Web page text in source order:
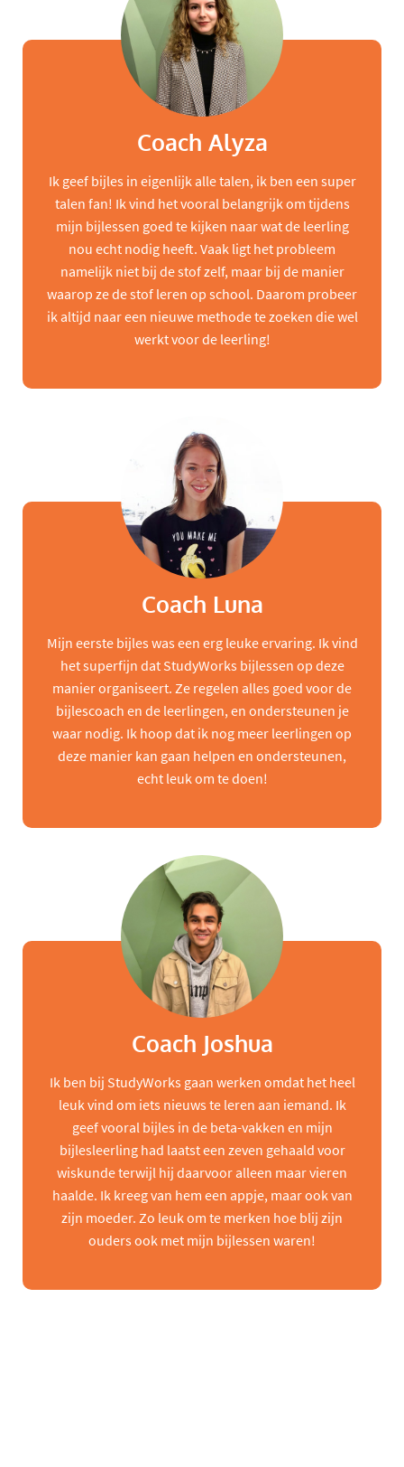
Coach Alyza
Ik geef bijles in eigenlijk alle talen, ik ben een super
talen fan! Ik vind het vooral belangrijk om tijdens
mijn bijlessen goed te kijken naar wat de leerling
nou echt nodig heeft. Vaak ligt het probleem
namelijk niet bij de stof zelf, maar bij de manier
waarop ze de stof leren op school. Daarom probeer
ik altijd naar een nieuwe methode te zoeken die wel
werkt voor de leerling!
Coach Luna
Mijn eerste bijles was een erg leuke ervaring. Ik vind
het superfijn dat StudyWorks bijlessen op deze
manier organiseert. Ze regelen alles goed voor de
bijlescoach en de leerlingen, en ondersteunen je
waar nodig. Ik hoop dat ik nog meer leerlingen op
deze manier kan gaan helpen en ondersteunen,
echt leuk om te doen!
Coach Joshua
Ik ben bij StudyWorks gaan werken omdat het heel
leuk vind om iets nieuws te leren aan iemand. Ik
geef vooral bijles in de beta-vakken en mijn
bijlesleerling had laatst een zeven gehaald voor
wiskunde terwijl hij daarvoor alleen maar vieren
haalde. Ik kreeg van hem een appje, maar ook van
zijn moeder. Zo leuk om te merken hoe blij zijn
ouders ook met mijn bijlessen waren!